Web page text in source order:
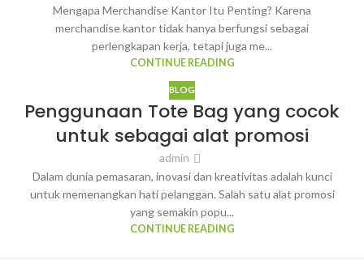
Mengapa Merchandise Kantor Itu Penting? Karena
merchandise kantor tidak hanya berfungsi sebagai
perlengkapan kerja, tetapi juga me...
CONTINUE READING
BLOG
Penggunaan Tote Bag yang cocok
untuk sebagai alat promosi
admin
Dalam dunia pemasaran, inovasi dan kreativitas adalah kunci
untuk memenangkan hati pelanggan. Salah satu alat promosi
yang semakin popu...
CONTINUE READING